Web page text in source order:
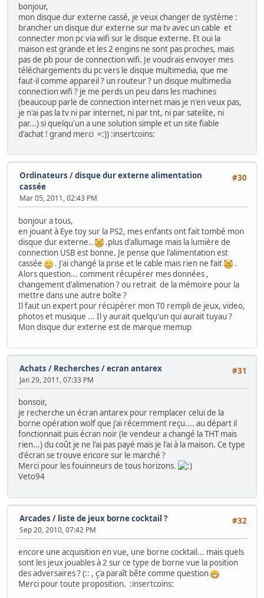
bonjour,
mon disque dur externe cassé, je veux changer de système :
brancher un disque dur externe sur ma tv avec un cable et
connecter mon pc via wifi sur le disque externe. Et oui la
maison est grande et les 2 engins ne sont pas proches, mais
pas de pb pour de connection wifi. Je voudrais envoyer mes
téléchargements du pc vers le disque multimedia, que me
faut-il comme appareil ? un routeur ? un disque multimedia
connection wifi ? je me perds un peu dans les machines
(beaucoup parle de connection internet mais je n'en veux pas,
je n'ai pas la tv ni par internet, ni par tnt, ni par satelite, ni
par...) si quelqu'un a une solution simple et un site fiable
d'achat ! grand merci =:)) :insertcoins:
#30
Ordinateurs /disque dur externe alimentation
cassée
Mar 05, 2011, 02:43 PM
bonjour a tous,
en jouant à Eye toy sur la PS2, mes enfants ont fait tombé mon
disque dur externe..
.plus d'allumage mais la lumière de
connection USB est bonne. Je pense que l'alimentation est
cassée
. J'ai changé la prise et le cable mais rien ne fait
.
Alors question... comment récupérer mes données ,
changement d'alimenation ? ou retrait de la mémoire pour la
mettre dans une autre boîte ?
Il faut un expert pour récupérer mon T0 rempli de jeux, video,
photos et musique ... Il y aurait quelqu'un qui aurait tuyau ?
Mon disque dur externe est de marque memup
#31
Achats / Recherches /ecran antarex
Jan 29, 2011, 07:33 PM
bonsoir,
je recherche un écran antarex pour remplacer celui de la
borne opération wolf que j'ai récemment reçu.... au départ il
fonctionnait puis écran noir (le vendeur a changé la THT mais
rien...) du coût je ne l'ai pas payé mais je l'ai à la maison. Ce type
d'écran se trouve encore sur le marché ?
Merci pour les fouinneurs de tous horizons.
Veto94
#32
Arcades / liste de jeux borne cocktail ?
Sep 20, 2010, 07:42 PM
encore une acquisition en vue, une borne cocktail... mais quels
sont les jeux jouables à 2 sur ce type de borne vue la position
des adversaires ? (:: , ç'a paraît bête comme question
Merci pour toute proposition. :insertcoins: